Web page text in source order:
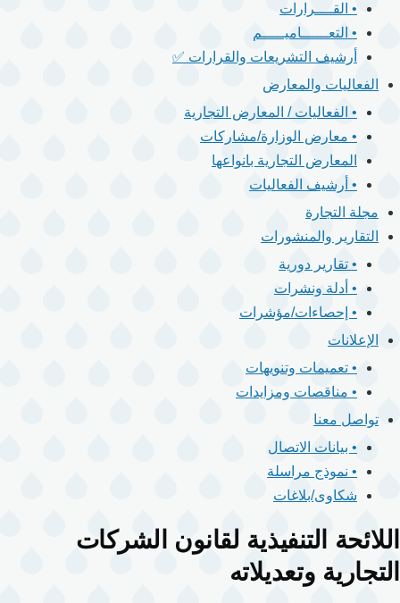
• القــــرارات
• التعــــــاميـــــم
أرشيف التشريعات والقرارات ✅
الفعاليات والمعارض
• الفعاليات / المعارض التجارية
• معارض الوزارة/مشاركات
المعارض التجارية بانواعها
• أرشيف الفعاليات
مجلة التجارة
التقارير والمنشورات
• تقارير دورية
• أدلة ونشرات
• إحصاءات/مؤشرات
الإعلانات
• تعميمات وتنويهات
• مناقصات ومزايدات
تواصل معنا
• بيانات الاتصال
• نموذج مراسلة
شكاوى/بلاغات
اللائحة التنفيذية لقانون الشركات
التجارية وتعديلاته